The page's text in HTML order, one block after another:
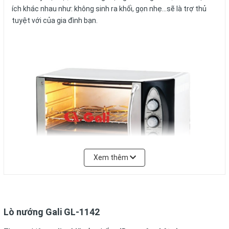
ích khác nhau như: không sinh ra khối, gọn nhẹ…sẽ là trợ thủ
tuyệt với của gia đình bạn.
Xem thêm
Lò nướng Gali GL-1142